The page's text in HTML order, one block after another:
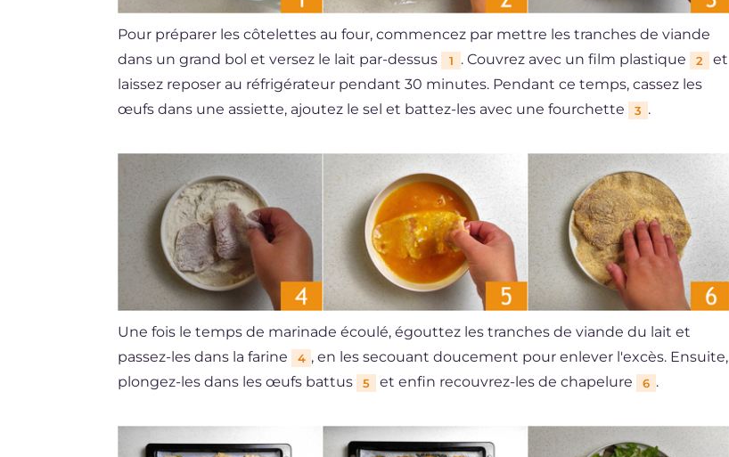
Pour préparer les côtelettes au four, commencez par mettre les tranches de viande
dans un grand bol et versez le lait par-dessus
1 . Couvrez avec un film plastique 2
et
laissez reposer au réfrigérateur pendant 30 minutes. Pendant ce temps, cassez les
œufs dans une assiette, ajoutez le sel et battez-les avec une fourchette
3 .
Une fois le temps de marinade écoulé, égouttez les tranches de viande du lait et
passez-les dans la farine
4 , en les secouant doucement pour enlever l'excès. Ensuite,
plongez-les dans les œufs battus
5 et enfin recouvrez-les de chapelure 6 .